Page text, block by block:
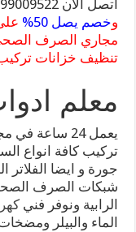
اتصل الان 99009522.
وخصم يصل 50%
مجاري الصرف
تنظيف خزانات
معلم
يعمل 24
تركيب كافة انواع
جورة و ايضا الفلاتر
شبكات الصرف
الرابية ونوفر فني
الماء والبيلر